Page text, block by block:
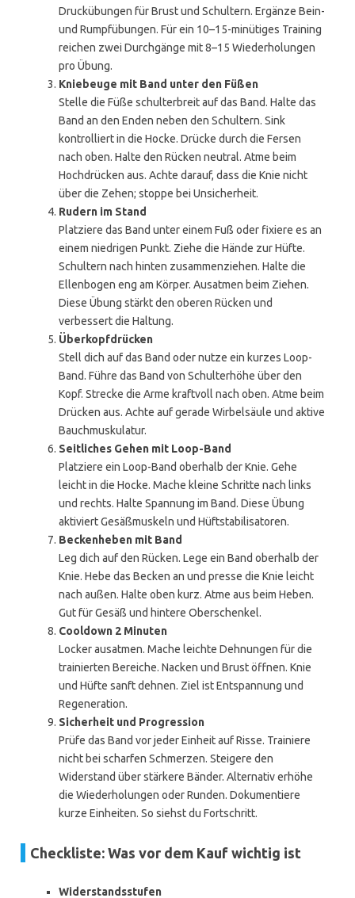
Druckübungen für Brust und Schultern. Ergänze Bein-
und Rumpfübungen. Für ein 10–15-minütiges Training
reichen zwei Durchgänge mit 8–15 Wiederholungen
pro Übung.
Kniebeuge mit Band unter den Füßen
Stelle die Füße schulterbreit auf das Band. Halte das
Band an den Enden neben den Schultern. Sink
kontrolliert in die Hocke. Drücke durch die Fersen
nach oben. Halte den Rücken neutral. Atme beim
Hochdrücken aus. Achte darauf, dass die Knie nicht
über die Zehen; stoppe bei Unsicherheit.
Rudern im Stand
Platziere das Band unter einem Fuß oder fixiere es an
einem niedrigen Punkt. Ziehe die Hände zur Hüfte.
Schultern nach hinten zusammenziehen. Halte die
Ellenbogen eng am Körper. Ausatmen beim Ziehen.
Diese Übung stärkt den oberen Rücken und
verbessert die Haltung.
Überkopfdrücken
Stell dich auf das Band oder nutze ein kurzes Loop-
Band. Führe das Band von Schulterhöhe über den
Kopf. Strecke die Arme kraftvoll nach oben. Atme beim
Drücken aus. Achte auf gerade Wirbelsäule und aktive
Bauchmuskulatur.
Seitliches Gehen mit Loop-Band
Platziere ein Loop-Band oberhalb der Knie. Gehe
leicht in die Hocke. Mache kleine Schritte nach links
und rechts. Halte Spannung im Band. Diese Übung
aktiviert Gesäßmuskeln und Hüftstabilisatoren.
Beckenheben mit Band
Leg dich auf den Rücken. Lege ein Band oberhalb der
Knie. Hebe das Becken an und presse die Knie leicht
nach außen. Halte oben kurz. Atme aus beim Heben.
Gut für Gesäß und hintere Oberschenkel.
Cooldown 2 Minuten
Locker ausatmen. Mache leichte Dehnungen für die
trainierten Bereiche. Nacken und Brust öffnen. Knie
und Hüfte sanft dehnen. Ziel ist Entspannung und
Regeneration.
Sicherheit und Progression
Prüfe das Band vor jeder Einheit auf Risse. Trainiere
nicht bei scharfen Schmerzen. Steigere den
Widerstand über stärkere Bänder. Alternativ erhöhe
die Wiederholungen oder Runden. Dokumentiere
kurze Einheiten. So siehst du Fortschritt.
Checkliste: Was vor dem Kauf wichtig ist
Widerstandsstufen